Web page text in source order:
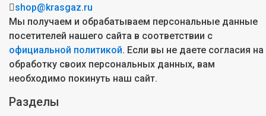
shop@krasgaz.ru
Мы получаем и обрабатываем персональные данные
посетителей нашего сайта в соответствии с
официальной политикой. Если вы не даете согласия на
обработку своих персональных данных, вам
необходимо покинуть наш сайт.
Разделы